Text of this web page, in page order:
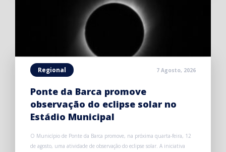
Regional 7 Agosto, 2026
Ponte da Barca promove
observação do eclipse solar no
Estádio Municipal
O Município de Ponte da Barca promove, na próxima quarta-feira, 12
de agosto, uma atividade de observação do eclipse solar. A iniciativa